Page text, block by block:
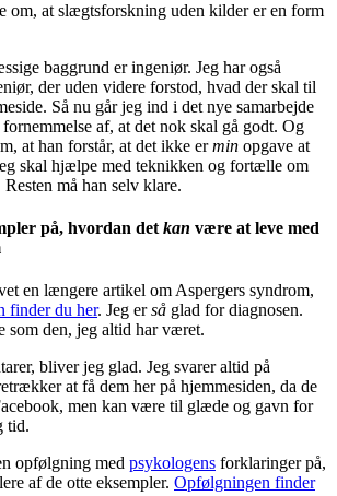
om, at slægtsforskning uden kilder er en form
baggrund er ingeniør. Jeg har også
der uden videre forstod, hvad der skal til
Så nu går jeg ind i det nye samarbejde
af, at det nok skal gå godt. Og
at han forstår, at det ikke ermin opgave at
skal hjælpe med teknikken og fortælle om
må han selv klare.
på, hvordan det kan være at leve med
en længere artikel om Aspergers syndrom,
finder du her. Jeg erså glad for diagnosen.
som den, jeg altid har været.
bliver jeg glad. Jeg svarer altid på
at få dem her på hjemmesiden, da de
men kan være til glæde og gavn for
tid.
opfølgning med psykologens forklaringer på,
af de otte eksempler. Opfølgningen finder